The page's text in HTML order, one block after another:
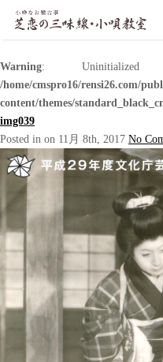
Warning:
/home/cmspro16/rensi26.com/
content/themes/
img039
Posted in on 11月 8th, 2017 No